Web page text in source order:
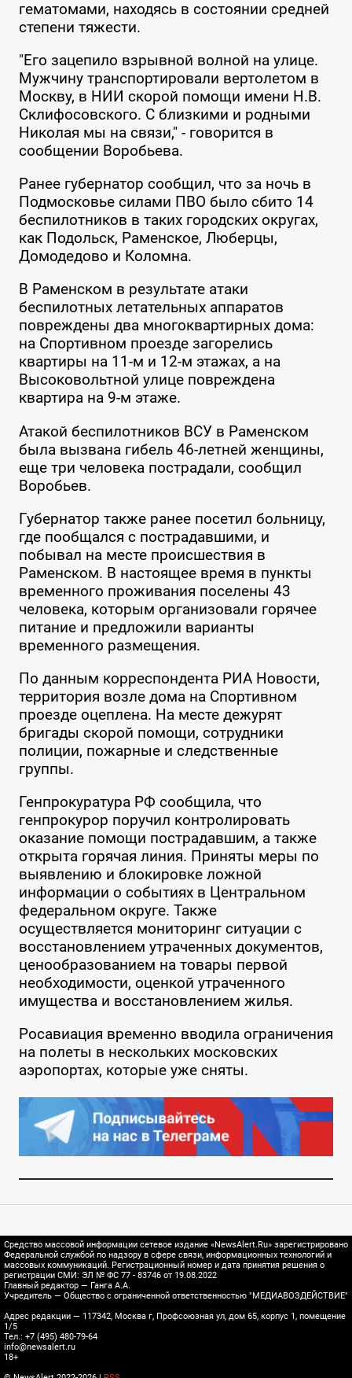
гематомами, находясь в состоянии средней
степени тяжести.
"Его зацепило взрывной волной на улице.
Мужчину транспортировали вертолетом в
Москву, в НИИ скорой помощи имени Н.В.
Склифосовского. С близкими и родными
Николая мы на связи," - говорится в
сообщении Воробьева.
Ранее губернатор сообщил, что за ночь в
Подмосковье силами ПВО было сбито 14
беспилотников в таких городских округах,
как Подольск, Раменское, Люберцы,
Домодедово и Коломна.
В Раменском в результате атаки
беспилотных летательных аппаратов
повреждены два многоквартирных дома:
на Спортивном проезде загорелись
квартиры на 11-м и 12-м этажах, а на
Высоковольтной улице повреждена
квартира на 9-м этаже.
Атакой беспилотников ВСУ в Раменском
была вызвана гибель 46-летней женщины,
еще три человека пострадали, сообщил
Воробьев.
Губернатор также ранее посетил больницу,
где пообщался с пострадавшими, и
побывал на месте происшествия в
Раменском. В настоящее время в пункты
временного проживания поселены 43
человека, которым организовали горячее
питание и предложили варианты
временного размещения.
По данным корреспондента РИА Новости,
территория возле дома на Спортивном
проезде оцеплена. На месте дежурят
бригады скорой помощи, сотрудники
полиции, пожарные и следственные
группы.
Генпрокуратура РФ сообщила, что
генпрокурор поручил контролировать
оказание помощи пострадавшим, а также
открыта горячая линия. Приняты меры по
выявлению и блокировке ложной
информации о событиях в Центральном
федеральном округе. Также
осуществляется мониторинг ситуации с
восстановлением утраченных документов,
ценообразованием на товары первой
необходимости, оценкой утраченного
имущества и восстановлением жилья.
Росавиация временно вводила ограничения
на полеты в нескольких московских
аэропортах, которые уже сняты.
Средство массовой информации сетевое издание «NewsAlert.Ru» зарегистрировано
Федеральной службой по надзору в сфере связи, информационных технологий и
массовых коммуникаций. Регистрационный номер и дата принятия решения о
регистрации СМИ: ЭЛ № ФС 77 - 83746 от 19.08.2022
Главный редактор — Ганга А.А.
Учредитель — Общество с ограниченной ответственностью "МЕДИАВОЗДЕЙСТВИЕ"
Адрес редакции — 117342, Москва г, Профсоюзная ул, дом 65, корпус 1, помещение
1/5
Тел.: +7 (495) 480-79-64
info@newsalert.ru
18+